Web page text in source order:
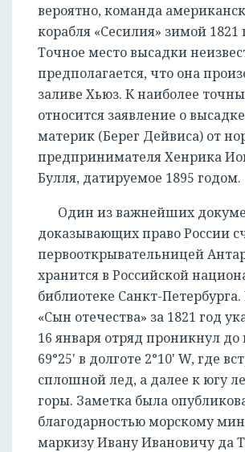
вероятно, команда
корабля «Сесилия» зимой 1821
Точное место высадки
предполагается, что она
заливе Хьюз. К наиболее
относится заявление о
материк (Берег Дейвиса) от
предпринимателя Хенрика
Булля, датируемое 1895 годом.
Один из важнейших
доказывающих право России
первооткрывательницей
хранится в Российской
библиотеке Санкт-
«Сын отечества» за 1821 год
16 января отряд проникнул
69°25' в долготе 2°10' W, где
сплошной лед, а далее к югу
горы. Заметка была
благодарностью морскому
маркизу Ивану Ивановичу да